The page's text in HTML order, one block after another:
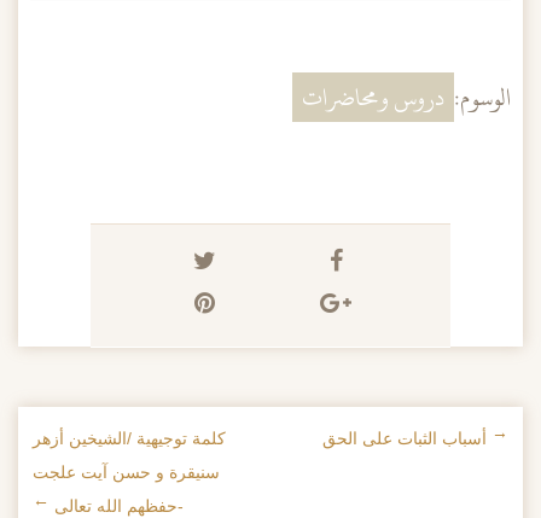
الوسوم: دروس ومحاضرات
← أسباب الثبات على الحق
كلمة توجيهية /الشيخين أزهر
سنيقرة و حسن آيت علجت
-حفظهم الله تعالى →